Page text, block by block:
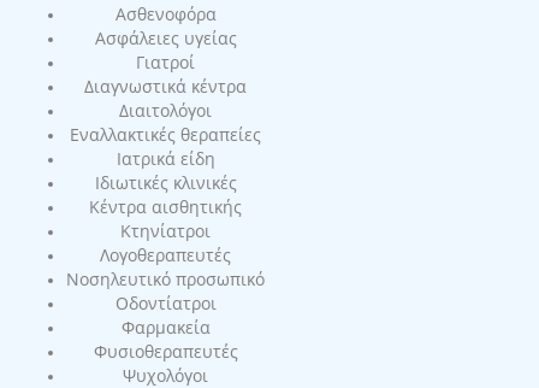
Ασθενοφόρα
Ασφάλειες υγείας
Γιατροί
Διαγνωστικά κέντρα
Διαιτολόγοι
Εναλλακτικές θεραπείες
Ιατρικά είδη
Ιδιωτικές κλινικές
Κέντρα αισθητικής
Κτηνίατροι
Λογοθεραπευτές
Νοσηλευτικό προσωπικό
Οδοντίατροι
Φαρμακεία
Φυσιοθεραπευτές
Ψυχολόγοι